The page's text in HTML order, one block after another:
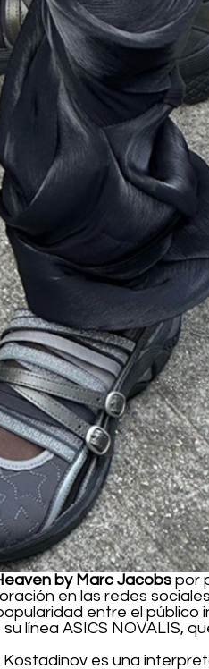
by Marc Jacobs por
en las redes
entre el público
línea ASICS NOVALIS,
es una